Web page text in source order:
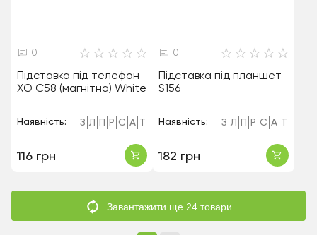
0
Підставка під телефон
XO C58 (магнітна) White
Наявність: З Л Р С А
116 грн
0
Підставка під планшет
S156
Наявність: З Л Р С А
182 грн
Завантажити ще 24 товари